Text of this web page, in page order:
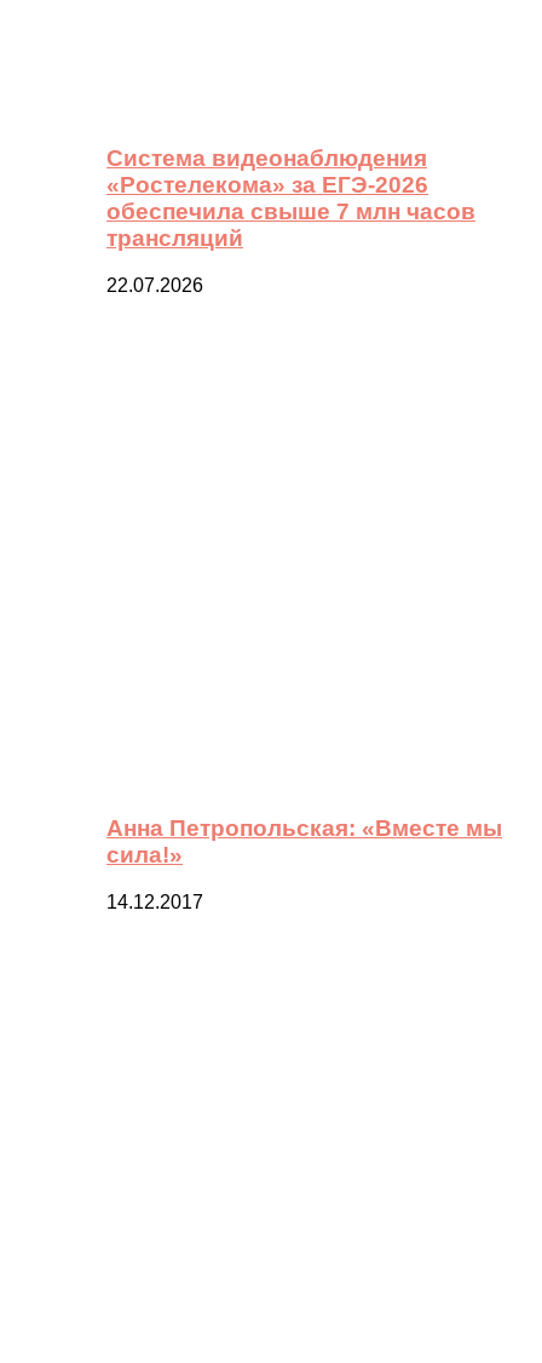
Система видеонаблюдения
«Ростелекома» за ЕГЭ-2026
обеспечила свыше 7 млн часов
трансляций
22.07.2026
Анна Петропольская: «Вместе мы
сила!»
14.12.2017